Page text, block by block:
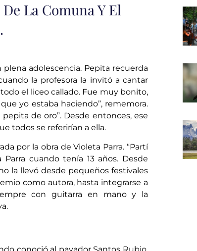
La Comuna Y El
adolescencia. Pepita recuerda
la profesora la invitó a cantar
el liceo callado. Fue muy bonito,
yo estaba haciendo”, rememora.
de oro”. Desde entonces, ese
todos se referirían a ella.
por la obra de Violeta Parra. “Partí
cuando tenía 13 años. Desde
la llevó desde pequeños festivales
como autora, hasta integrarse a
con guitarra en mano y la